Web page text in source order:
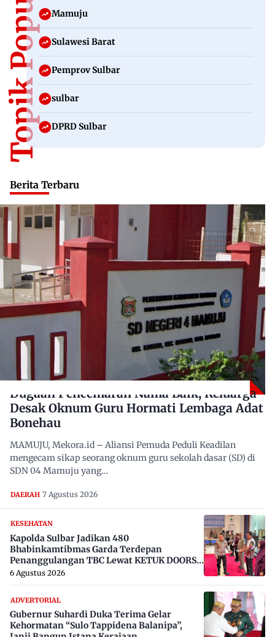
Topik Populer Mamuju
Sulawesi Barat
Pemprov Sulbar
sulbar
DPRD Sulbar
Berita Terbaru
Dugaan Pencemaran Nama Baik, Keluarga
Desak Oknum Guru Hormati Lembaga Adat
Bonehau
MAMUJU, Mekora.id – Aliansi Pemuda Peduli Keadilan
mengecam sikap seorang oknum guru sekolah dasar (SD) di
SDN 04 Mamuju yang…
DAERAH 7 Agustus 2026
KESEHATAN
Kapolda Sulbar Jadikan 480
Bhabinkamtibmas Garda Terdepan
Penanggulangan TBC Lewat KETUK DOORS
di 650 Desa
6 Agustus 2026
ADVERTORIAL
Gubernur Suhardi Duka Terima Gelar
Kehormatan “Sulo Tappidena Balanipa”,